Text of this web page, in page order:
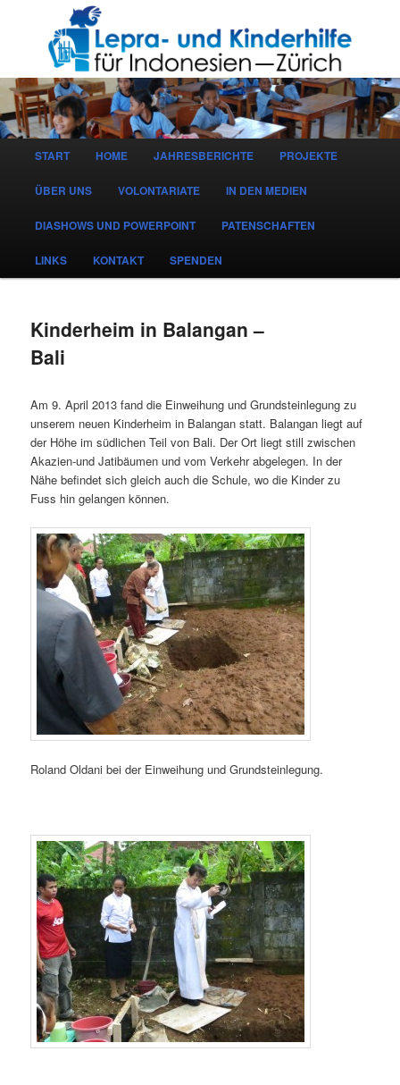
ZUM
INHALT
WECHSELN
ZUM
SEKUNDÄREN
INHALT
START HOME JAHRESBERICHTE PROJEKTE
ÜBER UNS VOLONTARIATE IN DEN MEDIEN
DIASHOWS UND POWERPOINT PATENSCHAFTEN
LINKS KONTAKT SPENDEN
Kinderheim in Balangan –
Bali
Am 9. April 2013 fand die Einweihung und Grundsteinlegung zu
unserem neuen Kinderheim in Balangan statt. Balangan liegt auf
der Höhe im südlichen Teil von Bali. Der Ort liegt still zwischen
Akazien-und Jatibäumen und vom Verkehr abgelegen. In der
Nähe befindet sich gleich auch die Schule, wo die Kinder zu
Fuss hin gelangen können.
Roland Oldani bei der Einweihung und Grundsteinlegung.